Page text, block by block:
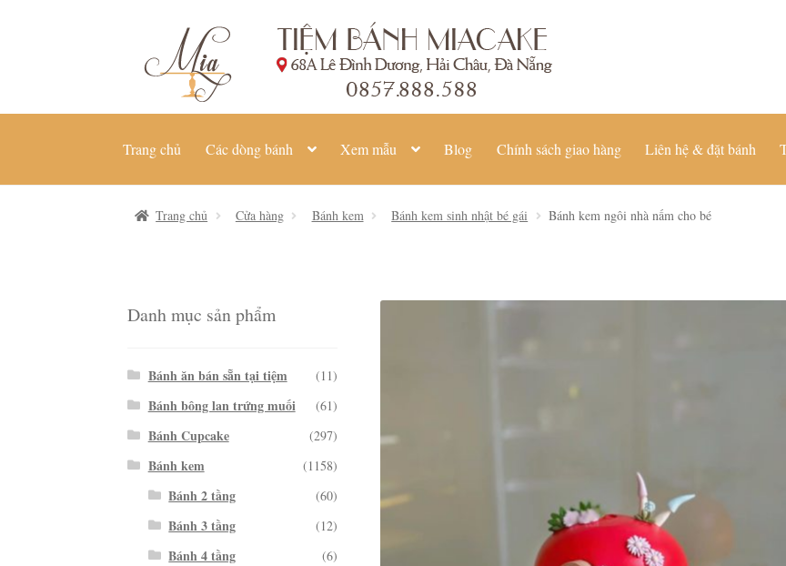
Điều
nội
Trang chủ Các dòng bánh Xem mẫu Blog Chính sách giao hàng Liên hệ & đặt bánh
Trang chủ Cửa hàng Bánh kem Bánh kem sinh nhật bé gái Bánh kem ngôi nhà nấm cho bé
Danh mục sản phẩm
Bánh ăn bán sẵn tại tiệm (11)
Bánh bông lan trứng muối (61)
Bánh Cupcake (297)
Bánh kem (1158)
Bánh 2 tầng (60)
Bánh 3 tầng (12)
Bánh 4 tầng (6)